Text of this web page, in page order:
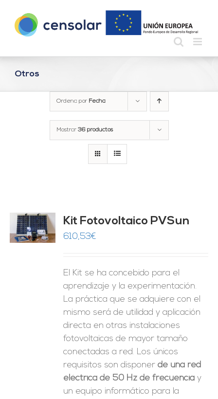
contenido
Otros
Ordena por Fecha
Mostrar 36 productos
Kit Fotovoltaico PVSun
610,53€
El Kit se ha concebido para el
aprendizaje y la experimentación.
La práctica que se adquiere con el
mismo será de utilidad y aplicación
directa en otras instalaciones
fotovoltaicas de mayor tamaño
conectadas a red. Los únicos
requisitos son disponerde una red
eléctrica de 50 Hz de frecuencia y
un equipo informático para la